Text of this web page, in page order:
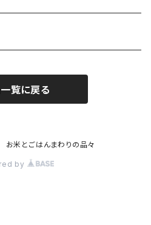
覧に戻る
米とごはんまわりの品々
by